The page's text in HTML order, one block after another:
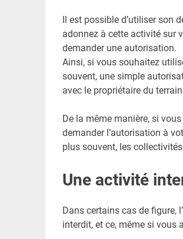
Il est possible d’utiliser son
adonnez à cette activité sur
demander une autorisation.
Ainsi, si vous souhaitez
souvent, une simple
avec le propriétaire du
De la même manière, si
demander l’autorisation à
plus souvent, les
Une activité
Dans certains cas de figure,
interdit, et ce, même si vous